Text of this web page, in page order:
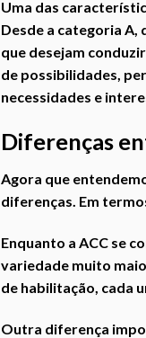
Uma das
Desde a categoria A,
que desejam
de possibilidades,
necessidades e
Diferenças
Agora que
diferenças. Em
Enquanto a ACC se
variedade muito
de habilitação, cada
Outra diferença